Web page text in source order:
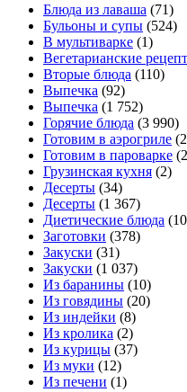
Блюда из лаваша (71)
Бульоны и супы (524)
В мультиварке (1)
Вегетарианские
Вторые блюда (110)
Выпечка (92)
Выпечка (1 752)
Горячие блюда (3 990)
Готовим в аэрогриле
Готовим в пароварке
Грузинская кухня (2)
Десерты (34)
Десерты (1 367)
Диетические блюда
Заготовки (378)
Закуски (31)
Закуски (1 037)
Из баранины (10)
Из говядины (20)
Из индейки (8)
Из кролика (2)
Из курицы (37)
Из муки (12)
Из печени (1)